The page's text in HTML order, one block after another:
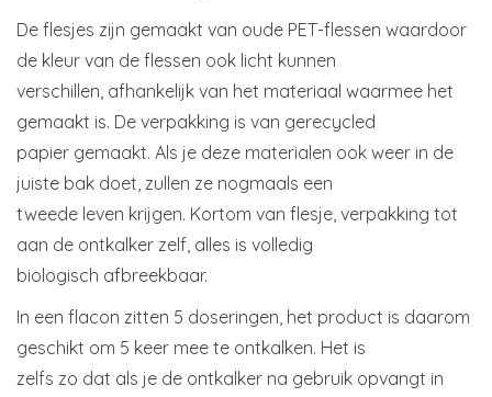
De flesjes zijn gemaakt van oude PET-flessen waardoor
de kleur van de flessen ook licht kunnen
verschillen, afhankelijk van het materiaal waarmee het
gemaakt is. De verpakking is van gerecycled
papier gemaakt. Als je deze materialen ook weer in de
juiste bak doet, zullen ze nogmaals een
tweede leven krijgen. Kortom van flesje, verpakking tot
aan de ontkalker zelf, alles is volledig
biologisch afbreekbaar.
In een flacon zitten 5 doseringen, het product is daarom
geschikt om 5 keer mee te ontkalken. Het is
zelfs zo dat als je de ontkalker na gebruik opvangt in